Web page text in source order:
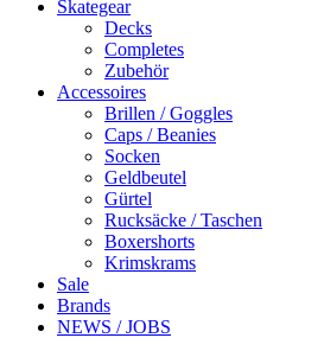
Skategear
Decks
Completes
Zubehör
Accessoires
Brillen / Goggles
Caps / Beanies
Socken
Geldbeutel
Gürtel
Rucksäcke / Taschen
Boxershorts
Krimskrams
Sale
Brands
NEWS / JOBS